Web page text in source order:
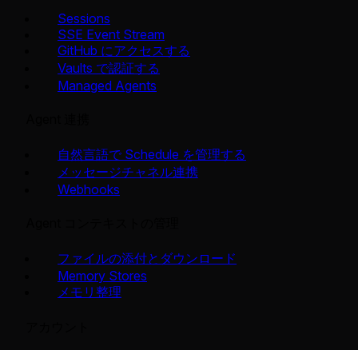
Sessions
SSE Event Stream
GitHub にアクセスする
Vaults で認証する
Managed Agents
自然言語で Schedule を管理する
メッセージチャネル連携
Webhooks
ファイルの添付とダウンロード
Memory Stores
メモリ整理